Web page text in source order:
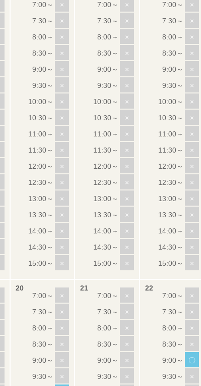
×
×
×
×
×
×
×
×
×
×
×
×
×
×
×
×
×
×
×
×
×
×
×
×
×
×
×
×
×
×
×
×
×
×
×
×
×
×
×
×
×
×
×
×
×
×
×
×
×
×
×
×
×
×
×
×
×
×
×
×
×
×
×
×
×
×
×
〇
×